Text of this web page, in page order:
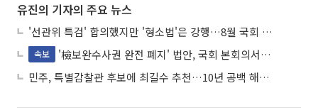
유진의 기자의 주요 뉴스
'선관위 특검' 합의했지만 '형소법'은 강행…8월 국회 '입법 2차전' 예고
속보
'檢보완수사권 완전 폐지' 법안, 국회 본회의서 민주당 주도 통과
민주, 특별감찰관 후보에 최길수 추천…10년 공백 해소 속도